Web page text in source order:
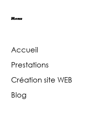
Accueil
Prestations
Création site WEB
Blog
Menu